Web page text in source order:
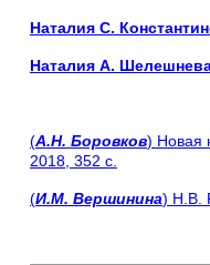
Наталия С.
Наталия А.
(А.Н. Боровков) Новая
2018, 352 с.
(И.М. Вершинина) Н.В.